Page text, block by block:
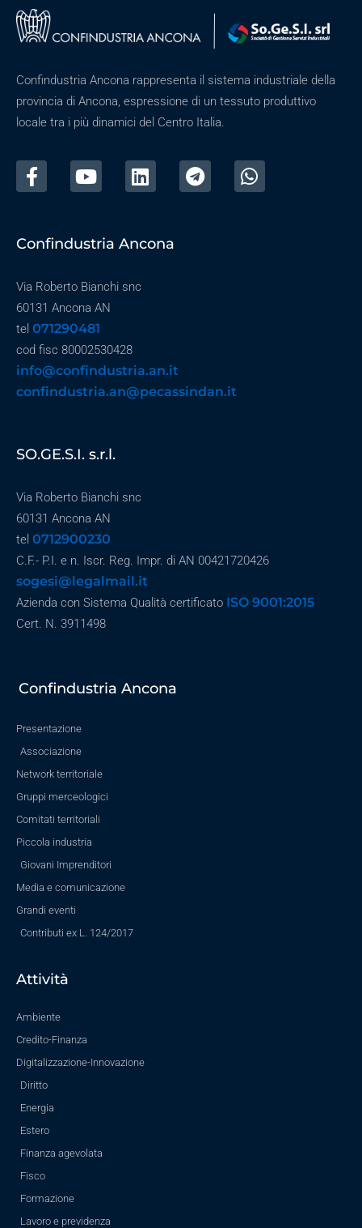
Confindustria Ancona rappresenta il sistema industriale della
provincia di Ancona, espressione di un tessuto produttivo
locale tra i più dinamici del Centro Italia.
Confindustria Ancona
Via Roberto Bianchi snc
60131 Ancona AN
tel 071290481
cod fisc 80002530428
info@confindustria.an.it
confindustria.an@pecassindan.it
SO.GE.S.I. s.r.l.
Via Roberto Bianchi snc
60131 Ancona AN
tel 0712900230
C.F.- P.I. e n. Iscr. Reg. Impr. di AN 00421720426
sogesi@legalmail.it
Azienda con Sistema Qualità certificato ISO 9001:2015
Cert. N. 3911498
Confindustria Ancona
Presentazione
Associazione
Network territoriale
Gruppi merceologici
Comitati territoriali
Piccola industria
Giovani Imprenditori
Media e comunicazione
Grandi eventi
Contributi ex L. 124/2017
Attività
Ambiente
Credito-Finanza
Digitalizzazione-Innovazione
Diritto
Energia
Estero
Finanza agevolata
Fisco
Formazione
Lavoro e previdenza